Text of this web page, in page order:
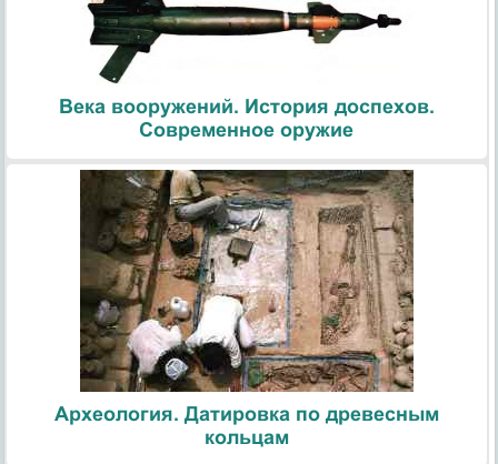
Века вооружений. История доспехов.
Современное оружие
Археология. Датировка по древесным
кольцам